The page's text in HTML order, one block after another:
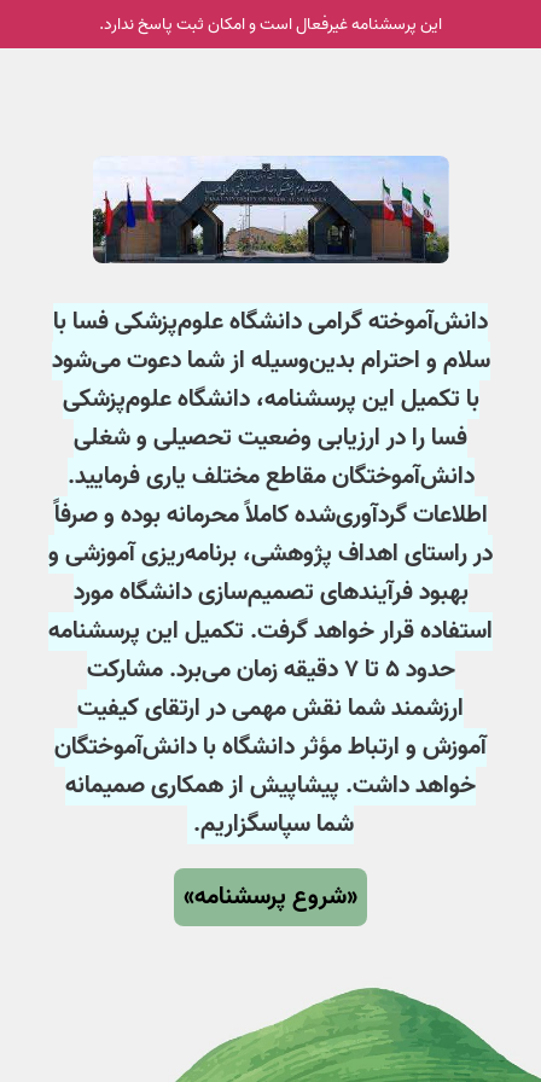
این پرسشنامه غیر‌فعال است و امکان ثبت پاسخ ندارد.
دانش‌آموخته گرامی دانشگاه علوم‌پزشکی فسا با
سلام و احترام بدین‌وسیله از شما دعوت می‌شود
با تکمیل این پرسشنامه، دانشگاه علوم‌پزشکی
فسا را در ارزیابی وضعیت تحصیلی و شغلی
دانش‌آموختگان مقاطع مختلف یاری فرمایید.
اطلاعات گردآوری‌شده کاملاً محرمانه بوده و صرفاً
در راستای اهداف پژوهشی، برنامه‌ریزی آموزشی و
بهبود فرآیندهای تصمیم‌سازی دانشگاه مورد
استفاده قرار خواهد گرفت. تکمیل این پرسشنامه
حدود ۵ تا ۷ دقیقه زمان می‌برد. مشارکت
ارزشمند شما نقش مهمی در ارتقای کیفیت
آموزش و ارتباط مؤثر دانشگاه با دانش‌آموختگان
خواهد داشت. پیشاپیش از همکاری صمیمانه
شما سپاسگزاریم.
«شروع پرسشنامه»